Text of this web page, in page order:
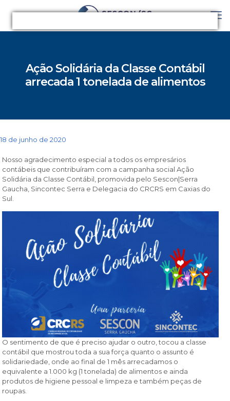
Ação Solidária da Classe Contábil
arrecada 1 tonelada de alimentos
18 de junho de 2020
Nosso agradecimento especial a todos os empresários
contábeis que contribuíram com a campanha social Ação
Solidária da Classe Contábil, promovida pelo Sescon|Serra
Gaucha, Sincontec Serra e Delegacia do CRCRS em Caxias do
Sul.
O sentimento de que é preciso ajudar o outro, tocou a classe
contábil que mostrou toda a sua força quanto o assunto é
solidariedade, onde ao final de 1 mês arrecadamos o
equivalente a 1.000 kg (1 tonelada) de alimentos e ainda
produtos de higiene pessoal e limpeza e também peças de
roupas.